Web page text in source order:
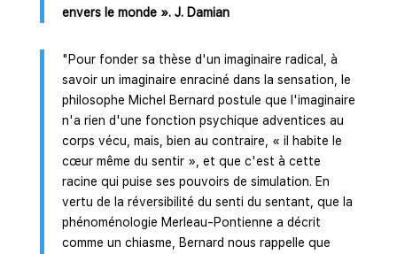
envers le monde ». J. Damian
"Pour fonder sa thèse d'un imaginaire radical, à
savoir un imaginaire enraciné dans la sensation, le
philosophe Michel Bernard postule que l'imaginaire
n'a rien d'une fonction psychique adventices au
corps vécu, mais, bien au contraire, « il habite le
cœur même du sentir », et que c'est à cette
racine qui puise ses pouvoirs de simulation. En
vertu de la réversibilité du senti du sentant, que la
phénoménologie Merleau-Pontienne a décrit
comme un chiasme, Bernard nous rappelle que